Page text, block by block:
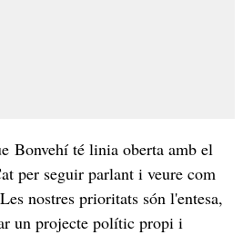
Bonvehí té linia oberta amb el
per seguir parlant i veure com
nostres prioritats són l'entesa,
un projecte polític propi i